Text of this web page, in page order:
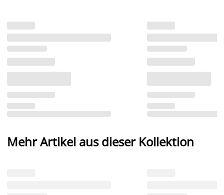
Mehr Artikel aus dieser Kollektion